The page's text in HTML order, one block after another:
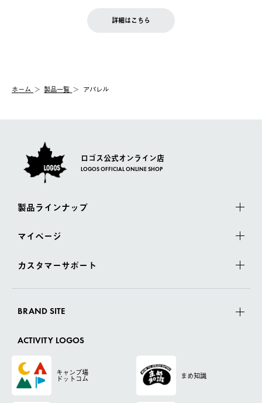
【配送業者】
佐川急便にて配送されます。
お客様都合の返品にかかる送料は、お客様ご負担とさせていただ
一度お手元の商品を返品いただき、ご希望商品を再注文してくだ
LOGOS FAMILY会員の方は、会員マイページ内 購入履歴画面に
詳細はこちら
ホーム 製品一覧 アパレル
ロゴス公式オンライン店
LOGOS OFFICIAL ONLINE SHOP
製品ラインナップ
マイページ
カスタマーサポート
BRAND SITE
ACTIVITY LOGOS
キャンプ場
ドットコム まめ知識